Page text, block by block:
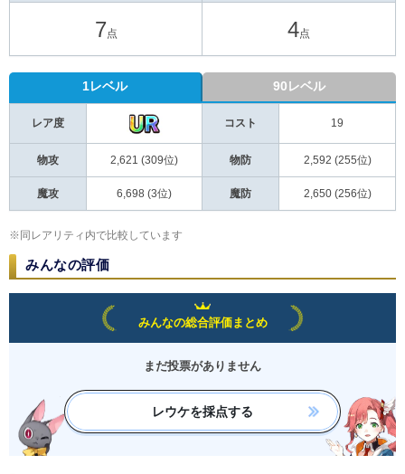
7点 4点
1レベル 90レベル
レア度 コスト 19
物攻 2,621 (309位) 物防 2,592 (255位)
魔攻 6,698 (3位) 魔防 2,650 (256位)
※同レアリティ内で比較しています
みんなの評価
みんなの総合評価まとめ
まだ投票がありません
レウケを採点する